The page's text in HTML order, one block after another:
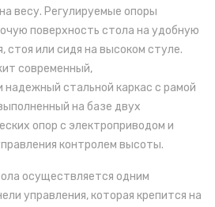
весу. Регулируемые опоры
поверхность стола на удобную
стоя или сидя на высоком стуле.
современный,
надежный стальной каркас с рамой
на базе двух
опор с электроприводом и
контролем высоты.
осуществляется одним
управления, которая крепится на